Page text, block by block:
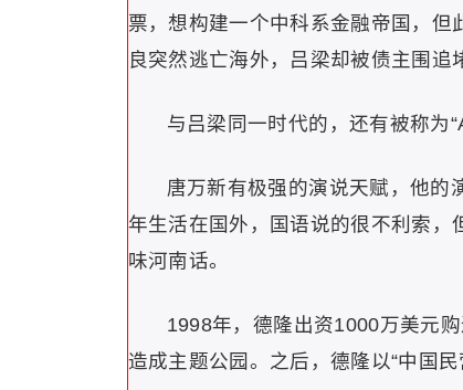
票，想构建一个中科系金融帝国，
良突然逃亡海外，吕梁却被债主围追
与吕梁同一时代的，还有被称为
唐万新有极强的演说天赋，他的
年生活在国外，国语说的很不利索
味河南话。
1998年，德隆出资1000万美元
造成主题公园。之后，德隆以“中国民